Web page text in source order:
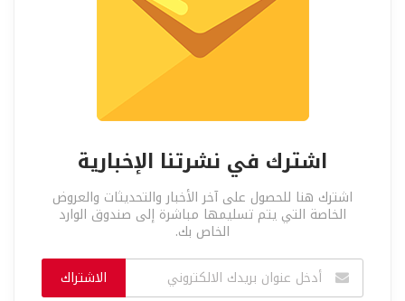
اشترك في نشرتنا الإخبارية
اشترك هنا للحصول على آخر الأخبار والتحديثات والعروض
الخاصة التي يتم تسليمها مباشرة إلى صندوق الوارد
الخاص بك.
الاشتراك